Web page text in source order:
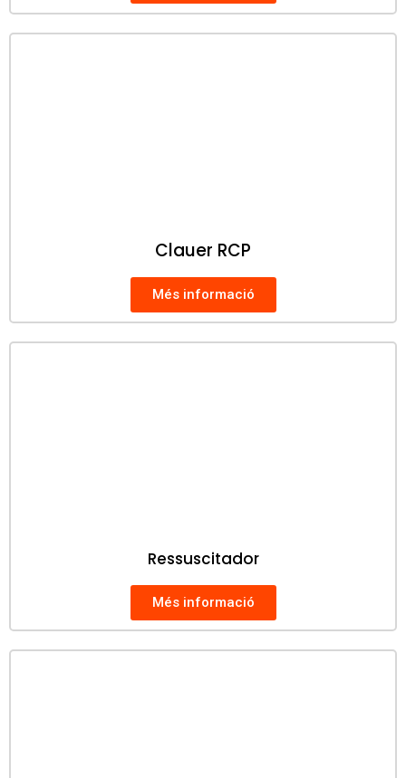
Clauer RCP
Més informació
Ressuscitador
Més informació